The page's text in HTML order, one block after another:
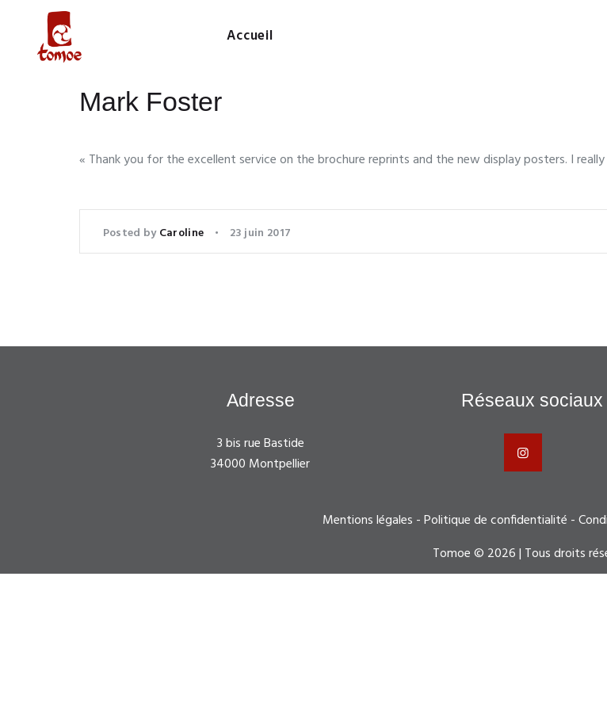
Accueil
Mark Foster
« Thank you for the excellent service on the brochure reprints and the new display posters. I
Posted byCaroline 23 juin 2017
Adresse
3 bis rue Bastide
34000 Montpellier
Réseaux sociaux
Mentions légales -Politique de confidentialité -
Tomoe © 2026 | Tous droits